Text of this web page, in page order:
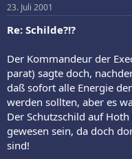
23. Juli 2001
Re: Schilde?!?
Der Kommandeur der
parat) sagte doch,
daß sofort alle Energie
werden sollten, aber es
Der Schutzschild auf
gewesen sein, da doch
sind!